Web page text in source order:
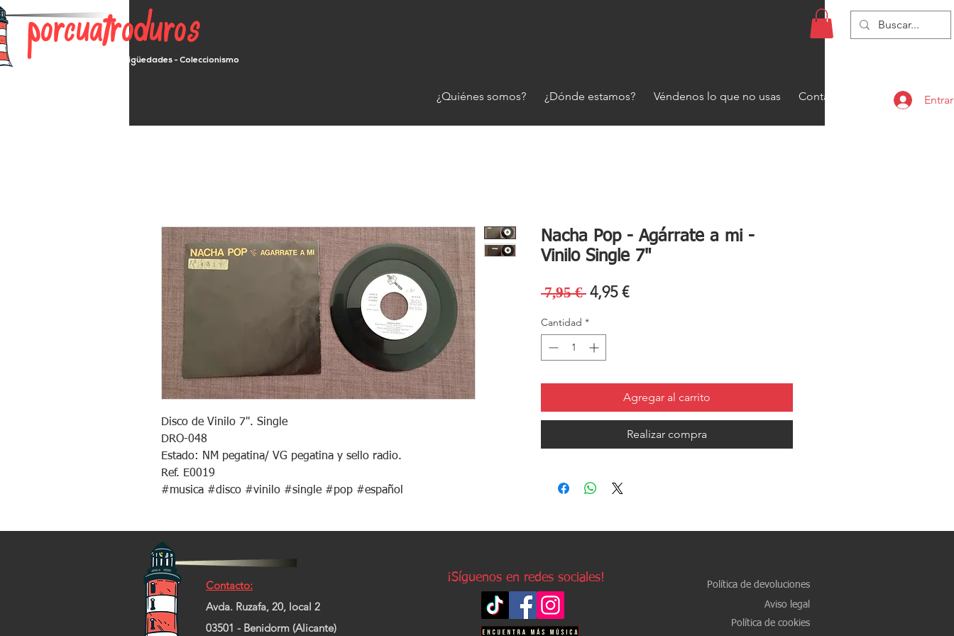
porcuatroduros
Segunda mano - Antigüedades - Coleccionismo
¿Quiénes somos? ¿Dónde estamos? Véndenos lo que no usas Contacto Entrar
Disco de Vinilo 7". Single
DRO-048
Estado: NM pegatina/ VG pegatina y sello radio.
Ref. E0019
#musica #disco #vinilo #single #pop #español
Nacha Pop - Agárrate a mi -
Vinilo Single 7"
7,95 € Precio
4,95 €Precio
Cantidad *
Agregar al carrito
Realizar compra
Contacto:
Avda. Ruzafa, 20, local 2
03501 - Benidorm (Alicante)
¡Síguenos en redes sociales!
Política de devoluciones
Aviso legal
Política de cookies